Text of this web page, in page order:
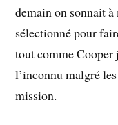
demain on sonnait à
sélectionné pour
tout comme Cooper
l’inconnu malgré
mission.